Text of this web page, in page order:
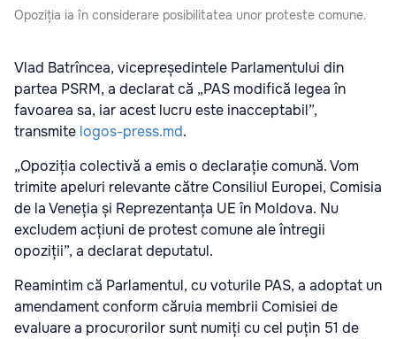
Opoziția ia în considerare posibilitatea unor proteste comune.
Vlad Batrîncea, vicepreședintele Parlamentului din
partea PSRM, a declarat că „PAS modifică legea în
favoarea sa, iar acest lucru este inacceptabil”,
transmite logos-press.md.
„Opoziția colectivă a emis o declarație comună. Vom
trimite apeluri relevante către Consiliul Europei, Comisia
de la Veneția și Reprezentanța UE în Moldova. Nu
excludem acțiuni de protest comune ale întregii
opoziții”, a declarat deputatul.
Reamintim că Parlamentul, cu voturile PAS, a adoptat un
amendament conform căruia membrii Comisiei de
evaluare a procurorilor sunt numiți cu cel puțin 51 de